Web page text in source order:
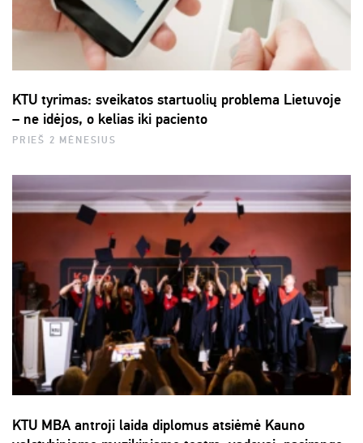
KTU tyrimas: sveikatos startuolių problema Lietuvoje
– ne idėjos, o kelias iki paciento
PRIEŠ 2 MĖNESIUS
KTU MBA antroji laida diplomus atsiėmė Kauno